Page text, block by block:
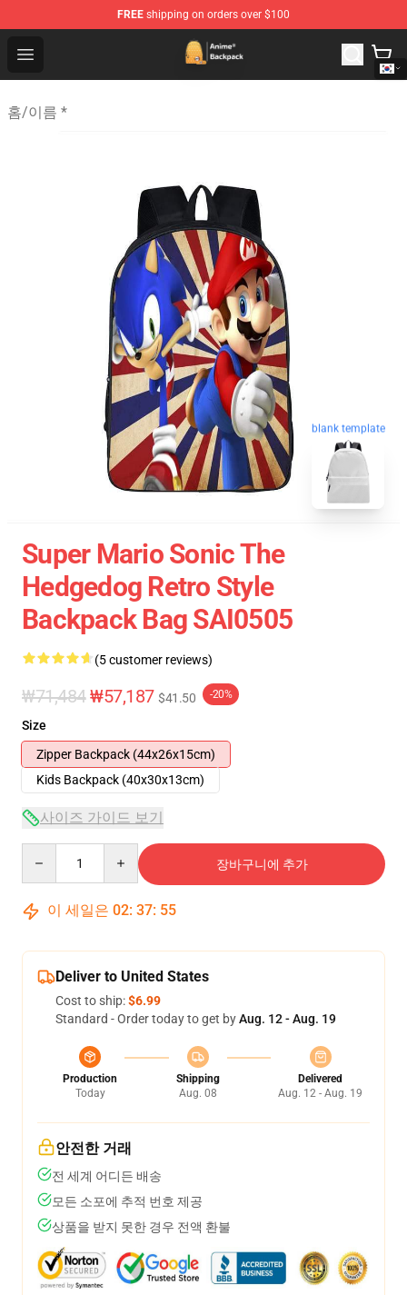
FREE shipping on orders over $100
Open menu
Anime Backpack Shop - Official Anime Backpack Store
홈/이름 *
blank template
Super Mario Sonic The
Hedgedog Retro Style
Backpack Bag SAI0505
(5 customer reviews)
₩71,484₩57,187 $41.50 -20%
Size
Zipper Backpack (44x26x15cm)
Kids Backpack (40x30x13cm)
사이즈 가이드 보기
장바구니에 추가
이 세일은 02: 37: 54
Deliver to United States
Cost to ship:$6.99
Standard - Order today to get byAug. 12 - Aug. 19
Production
Today
Shipping
Aug. 08
Delivered
Aug. 12 - Aug. 19
안전한 거래
전 세계 어디든 배송
모든 소포에 추적 번호 제공
상품을 받지 못한 경우 전액 환불